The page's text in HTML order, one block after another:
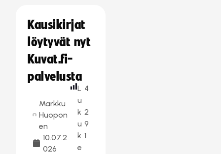
Kausikirjat
löytyvät nyt
Kuvat.fi-
palvelusta
Markku
Huopon
en
10.07.2
026
L
u
k
u
k
e
4
2
9
1